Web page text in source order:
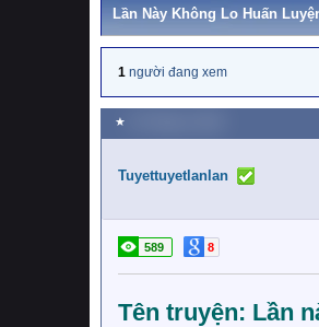
Lần Này Không Lo Huấn
1 người đang xem
★
Tuyettuyetlanlan
589 8
Tên truyện: Lần